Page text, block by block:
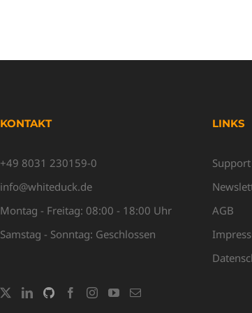
KONTAKT
+49 8031 230159-0
info@whiteduck.de
Montag - Freitag: 08:00 - 18:00 Uhr
Samstag - Sonntag: Geschlossen
LINKS
Support
AGB